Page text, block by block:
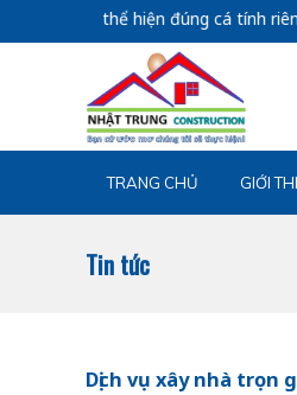
hiện đúng cá tính riêng của
TRANG CHỦ GIỚI
Tin tức
Dịch vụ xây nhà trọn